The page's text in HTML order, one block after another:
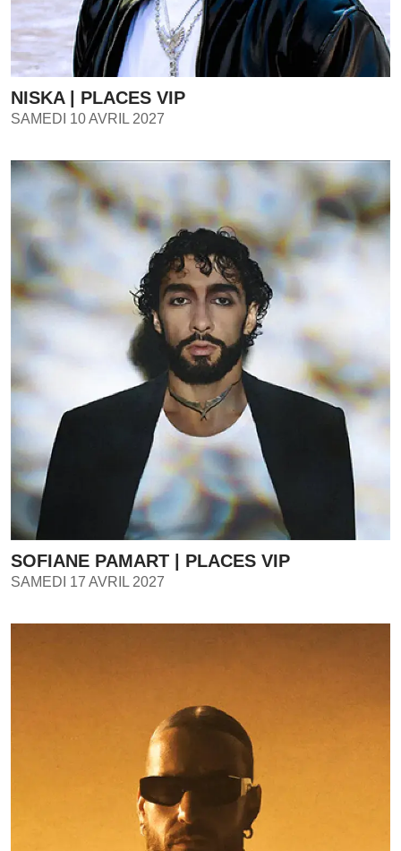
NISKA | PLACES VIP
SAMEDI 10 AVRIL 2027
SOFIANE PAMART | PLACES VIP
SAMEDI 17 AVRIL 2027